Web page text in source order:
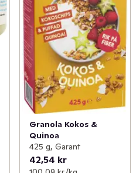
Granola Kokos &
Quinoa
425 g, Garant
42,54 kr